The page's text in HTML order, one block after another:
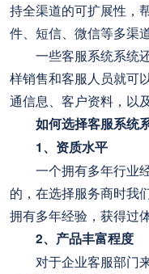
持全渠道的可扩展性，
件、短信、微信等多渠
一些客服系统系统还
样销售和客服人员就可
通信息、客户资料，以
如何选择客服系统
1、资质水平
一个拥有多年行业经
的，在选择服务商时我
拥有多年经验，获得过
2、产品丰富程度
对于企业客服部门来